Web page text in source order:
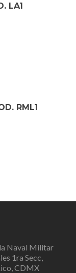
LA1
RML1
Naval Militar
1ra Secc,
CDMX